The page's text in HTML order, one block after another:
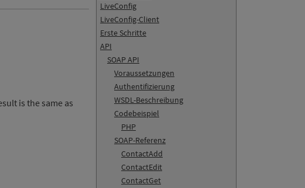
LiveConfig
LiveConfig-Client
Erste Schritte
API
SOAP API
Voraussetzungen
Authentifizierung
WSDL-Beschreibung
Codebeispiel
PHP
SOAP-Referenz
ContactAdd
ContactEdit
ContactGet
is the same as